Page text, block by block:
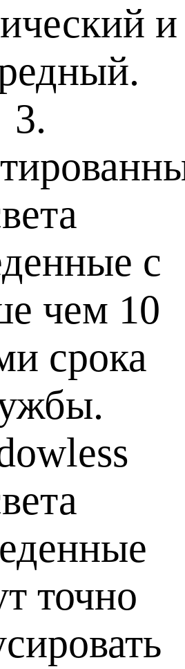
и
3.
с
чем 10
срока
точно